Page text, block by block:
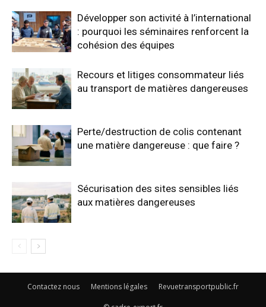
Développer son activité à l’international
: pourquoi les séminaires renforcent la
cohésion des équipes
Recours et litiges consommateur liés
au transport de matières dangereuses
Perte/destruction de colis contenant
une matière dangereuse : que faire ?
Sécurisation des sites sensibles liés
aux matières dangereuses
Contactez nous Mentions légales Revuetransportpublic.fr